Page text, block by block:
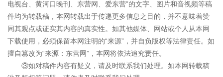
电视台、黄河口晚刊、东营网、爱东营”的文字、图片和音视频等稿
件均为转载稿，本网转载出于传递更多信息之目的，并不意味着赞
同其观点或证实其内容的真实性。如其他媒体、网站或个人从本网
下载使用，必须保留本网注明的“来源”，并自负版权等法律责任。如
擅自篡改为“来源：东营网”，本网将依法追究责任。
③如对稿件内容有疑义，请及时联系我们处理。如本网转载稿